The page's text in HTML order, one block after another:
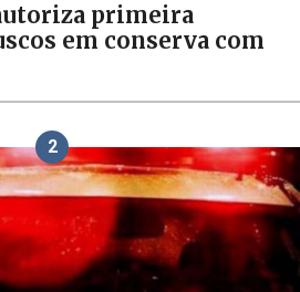
primeira
em conserva com
2